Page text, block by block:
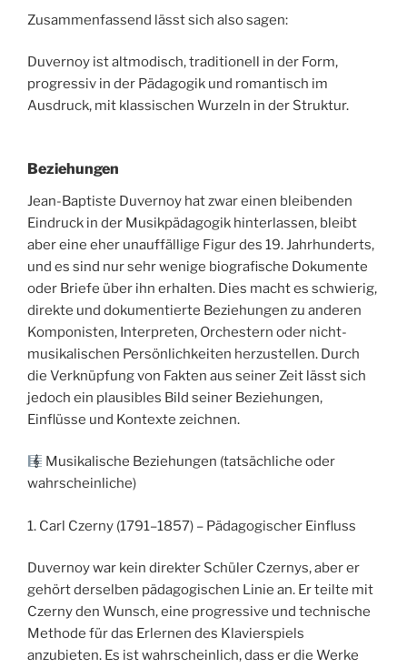
Zusammenfassend lässt sich also sagen:
Duvernoy ist altmodisch, traditionell in der Form,
progressiv in der Pädagogik und romantisch im
Ausdruck, mit klassischen Wurzeln in der Struktur.
Beziehungen
Jean-Baptiste Duvernoy hat zwar einen bleibenden
Eindruck in der Musikpädagogik hinterlassen, bleibt
aber eine eher unauffällige Figur des 19. Jahrhunderts,
und es sind nur sehr wenige biografische Dokumente
oder Briefe über ihn erhalten. Dies macht es schwierig,
direkte und dokumentierte Beziehungen zu anderen
Komponisten, Interpreten, Orchestern oder nicht-
musikalischen Persönlichkeiten herzustellen. Durch
die Verknüpfung von Fakten aus seiner Zeit lässt sich
jedoch ein plausibles Bild seiner Beziehungen,
Einflüsse und Kontexte zeichnen.
Musikalische Beziehungen (tatsächliche oder
wahrscheinliche)
1. Carl Czerny (1791–1857) – Pädagogischer Einfluss
Duvernoy war kein direkter Schüler Czernys, aber er
gehört derselben pädagogischen Linie an. Er teilte mit
Czerny den Wunsch, eine progressive und technische
Methode für das Erlernen des Klavierspiels
anzubieten. Es ist wahrscheinlich, dass er die Werke